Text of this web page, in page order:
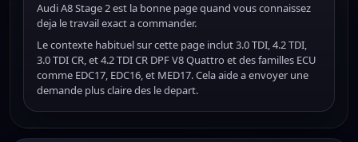
Audi A8 Stage 2 est la bonne page quand vous connaissez
deja le travail exact a commander.
Le contexte habituel sur cette page inclut 3.0 TDI, 4.2 TDI,
3.0 TDI CR, et 4.2 TDI CR DPF V8 Quattro et des familles ECU
comme EDC17, EDC16, et MED17. Cela aide a envoyer une
demande plus claire des le depart.